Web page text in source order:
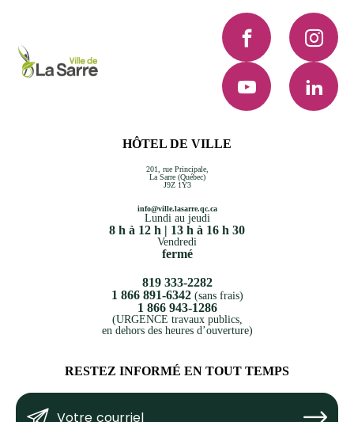
HÔTEL DE VILLE
201, rue Principale,
La Sarre (Québec)
J9Z 1Y3
info@ville.lasarre.qc.ca
Lundi au jeudi
8 h à 12 h | 13 h à 16 h 30
Vendredi
fermé
819 333-2282
1 866 891-6342(sans frais)
1 866 943-1286
(URGENCE travaux publics,
en dehors des heures d’ouverture)
RESTEZ INFORMÉ EN TOUT TEMPS
Votre
Submit
Facebook
YouTube